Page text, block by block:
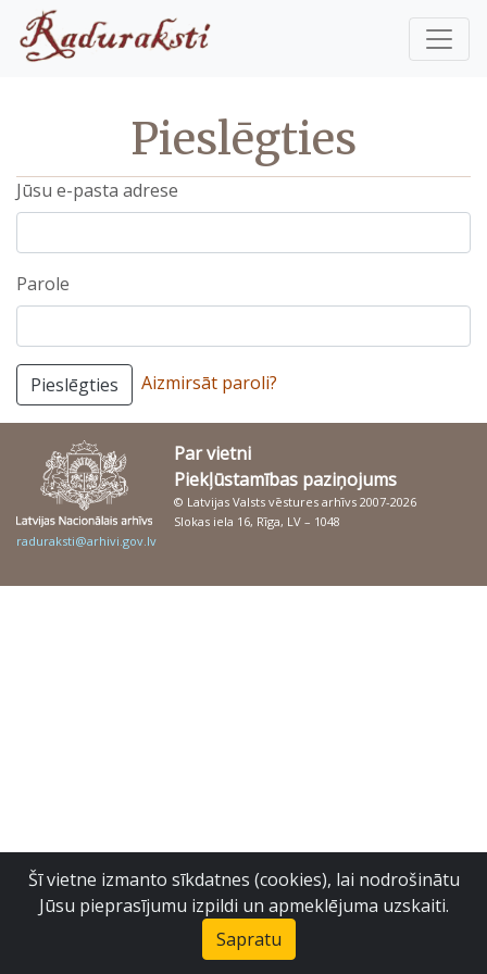
Pieslēgties
Jūsu e-pasta adrese
Parole
Pieslēgties Aizmirsāt paroli?
Par vietni
Piekļūstamības paziņojums
© Latvijas Valsts vēstures arhīvs 2007-2026
Slokas iela 16, Rīga, LV – 1048
raduraksti@arhivi.gov.lv
Šī vietne izmanto sīkdatnes (cookies), lai nodrošinātu
Jūsu pieprasījumu izpildi un apmeklējuma uzskaiti.
Sapratu